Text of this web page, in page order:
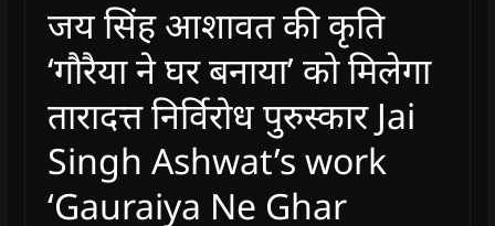
जय सिंह आशावत की कृति
‘गौरैया ने घर बनाया’ को मिलेगा
तारादत्त निर्विरोध पुरुस्कार Jai
Singh Ashwat’s work
‘Gauraiya Ne Ghar